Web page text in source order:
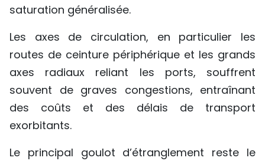
saturation généralisée.
Les axes de circulation, en particulier les
routes de ceinture périphérique et les grands
axes radiaux reliant les ports, souffrent
souvent de graves congestions, entraînant
des coûts et des délais de transport
exorbitants.
Le principal goulot d’étranglement reste le